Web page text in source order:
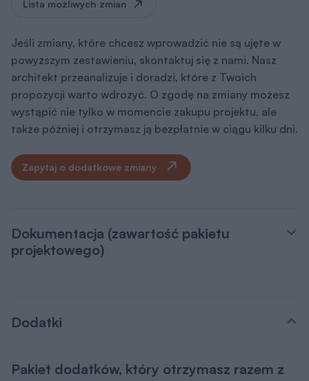
Lista możliwych zmian
Jeśli zmiany, które chcesz wprowadzić nie są ujęte w
powyższym zestawieniu, skontaktuj się z nami. Nasz
architekt przeanalizuje i doradzi, które z Twoich
propozycji warto wdrożyć. O zgodę na zmiany możesz
wystąpić nie tylko w momencie zakupu projektu, ale
także później i otrzymasz ją bezpłatnie w ciągu kilku dni.
Zapytaj o dodatkowe zmiany
Dokumentacja (zawartość pakietu
projektowego)
Dodatki
Pakiet dodatków, który otrzymasz razem z